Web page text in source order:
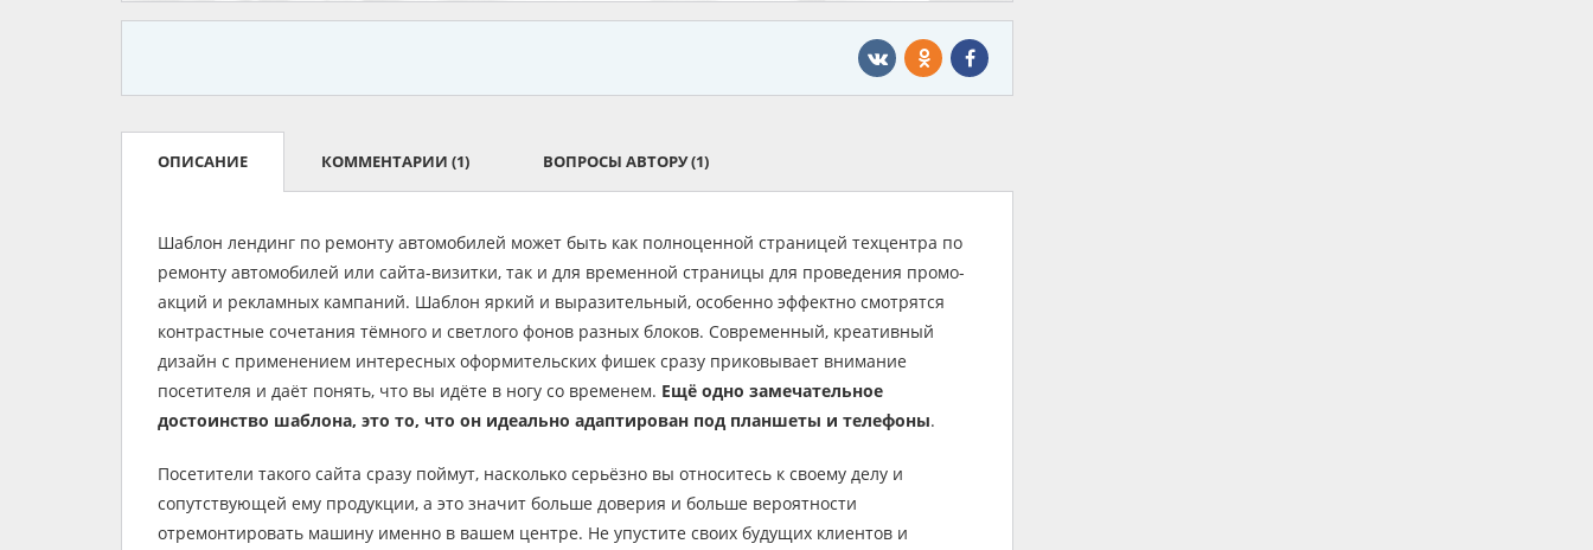
ОПИСАНИЕ КОММЕНТАРИИ (1) ВОПРОСЫ АВТОРУ(1)
Шаблон лендинг по ремонту автомобилей может быть как полноценной страницей техцентра по
ремонту автомобилей или сайта-визитки, так и для временной страницы для проведения промо-
акций и рекламных кампаний. Шаблон яркий и выразительный, особенно эффектно смотрятся
контрастные сочетания тёмного и светлого фонов разных блоков. Современный, креативный
дизайн с применением интересных оформительских фишек сразу приковывает внимание
посетителя и даёт понять, что вы идёте в ногу со временем. Ещё одно замечательное
достоинство шаблона, это то, что он идеально адаптирован под планшеты и телефоны.
Посетители такого сайта сразу поймут, насколько серьёзно вы относитесь к своему делу и
сопутствующей ему продукции, а это значит больше доверия и больше вероятности
отремонтировать машину именно в вашем центре. Не упустите своих будущих клиентов и